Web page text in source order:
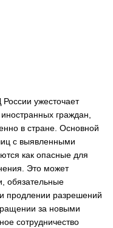
ужесточает
граждан,
в стране. Основной
с выявленными
как опасные для
Это может
обязательные
продлении разрешений
за новыми
сотрудничество